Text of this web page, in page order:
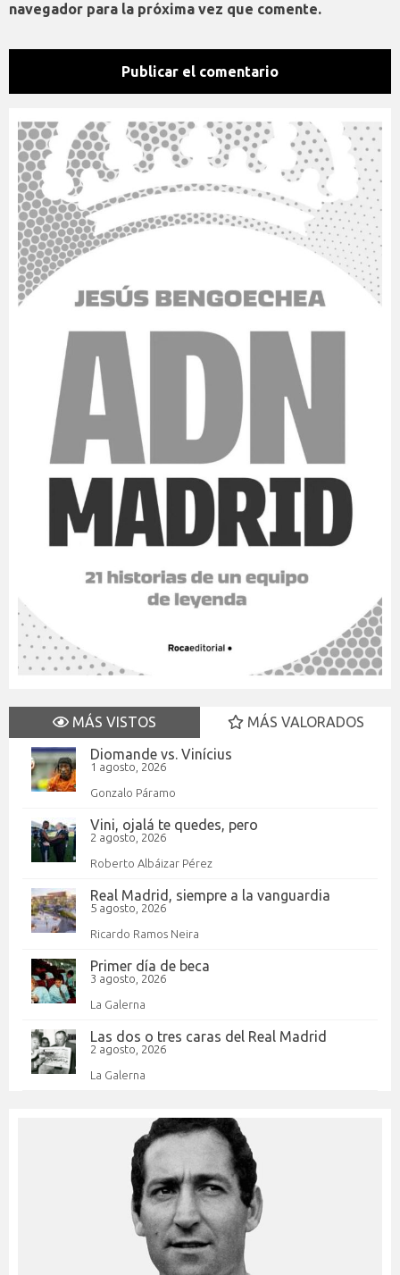
navegador para la próxima vez que comente.
MÁS VISTOS
MÁS VALORADOS
Diomande vs. Vinícius
1 agosto, 2026
Gonzalo Páramo
Vini, ojalá te quedes, pero
2 agosto, 2026
Roberto Albáizar Pérez
Real Madrid, siempre a la vanguardia
5 agosto, 2026
Ricardo Ramos Neira
Primer día de beca
3 agosto, 2026
La Galerna
Las dos o tres caras del Real Madrid
2 agosto, 2026
La Galerna